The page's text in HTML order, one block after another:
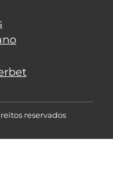
reservados